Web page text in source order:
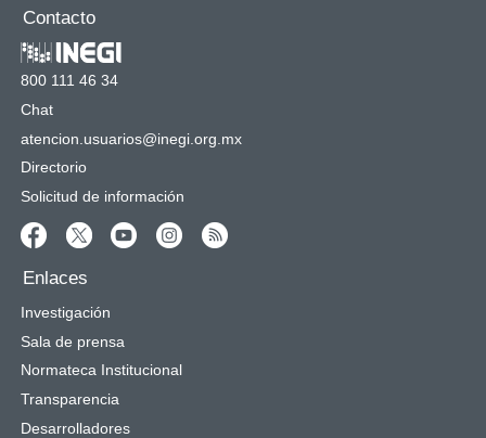
Contacto
800 111 46 34
Chat
atencion.usuarios@inegi.org.mx
Directorio
Solicitud de información
Enlaces
Investigación
Sala de prensa
Normateca Institucional
Transparencia
Desarrolladores